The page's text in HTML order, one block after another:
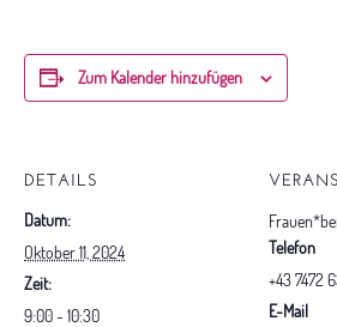
Zum Kalender hinzufügen
DETAILS
Datum:
Oktober 11, 2024
Zeit:
9:00 - 10:30
Telefon
+43 7472
E-Mail